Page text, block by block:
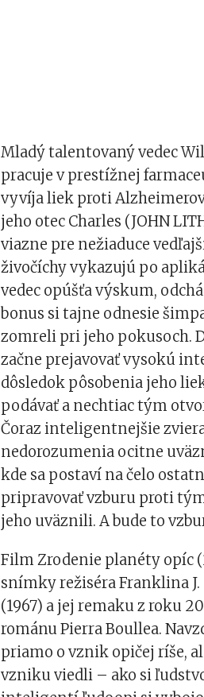
Mladý talentovaný vedec
pracuje v prestížnej
vyvíja liek proti
jeho otec Charles (JOHN
viazne pre nežiaduce
živočíchy vykazujú po
vedec opúšťa výskum,
bonus si tajne odnesie
zomreli pri jeho pokusoch.
začne prejavovať vysokú
dôsledok pôsobenia jeho
podávať a nechtiac tým
Čoraz inteligentnejšie
nedorozumenia ocitne
kde sa postaví na čelo
pripravovať vzburu proti
jeho uväznili. A bude to
Film Zrodenie planéty opíc
snímky režiséra Franklina J.
(1967) a jej remaku z roku
románu Pierra Boullea.
priamo o vznik opičej ríše,
vzniku viedli – ako si